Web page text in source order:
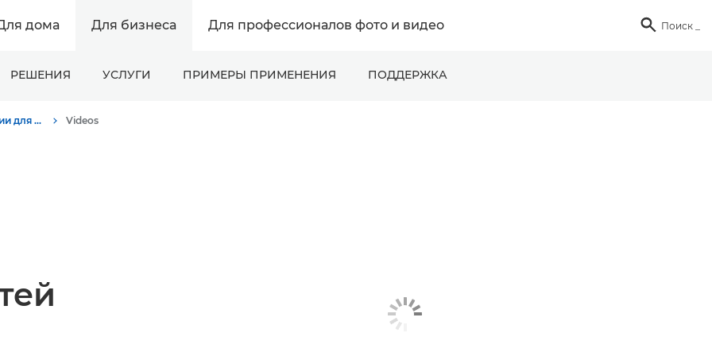
дома Для бизнеса Для профессионалов фото и видео  Поиск
РЕШЕНИЯ УСЛУГИ ПРИМЕРЫ ПРИМЕНЕНИЯ ПОДДЕРЖКА
Поддержка продукции для бизнеса Videos